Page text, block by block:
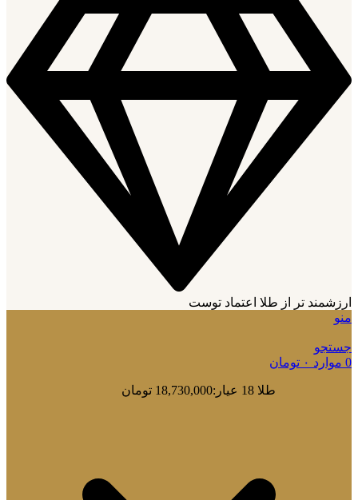
ارزشمند تر از طلا اعتماد توست
منو
جستجو
0 موارد ۰ تومان
طلا 18 عیار: 18,730,000 تومان